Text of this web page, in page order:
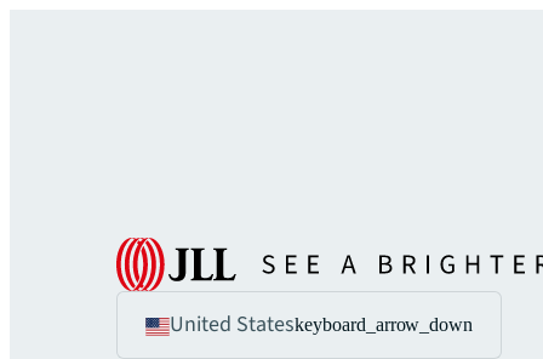
United Stateskeyboard_arrow_down